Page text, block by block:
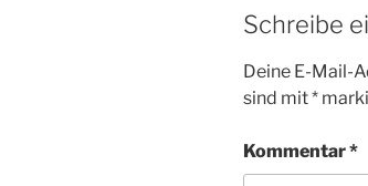
Schreibe
Deine E-Mail-
sind mit*
Kommentar*